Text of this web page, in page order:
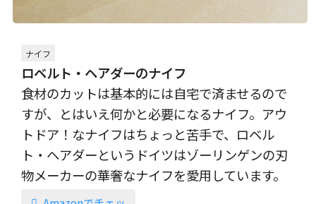
ナイフ
ロベルト・ヘアダーのナイフ
食材のカットは基本的には自宅で済ませるので
すが、とはいえ何かと必要になるナイフ。アウ
トドア！なナイフはちょっと苦手で、ロベル
ト・ヘアダーというドイツはゾーリンゲンの刃
物メーカーの華奢なナイフを愛用しています。